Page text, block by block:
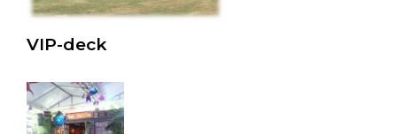
VIP-deck